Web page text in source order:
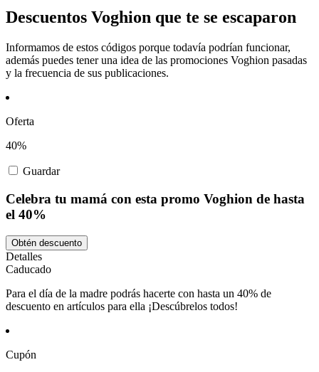
Descuentos Voghion que te se escaparon
Informamos de estos códigos porque todavía podrían funcionar,
además puedes tener una idea de las promociones Voghion pasadas
y la frecuencia de sus publicaciones.
Oferta
40%
Guardar
Celebra tu mamá con esta promo Voghion de hasta
el 40%
Obtén descuento
Detalles
Caducado
Para el día de la madre podrás hacerte con hasta un 40% de
descuento en artículos para ella ¡Descúbrelos todos!
Cupón